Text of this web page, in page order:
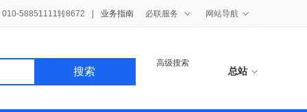
010-58851111转8672 业务指南 必联服务 网站导航
搜索
高级搜索
总站